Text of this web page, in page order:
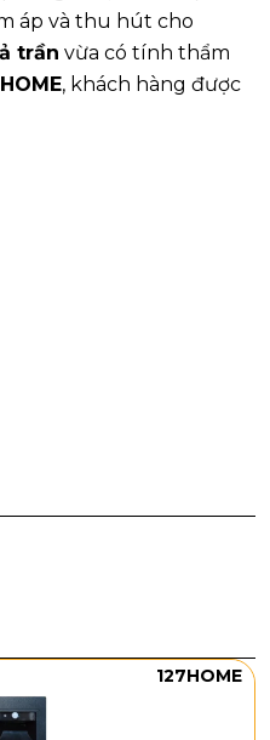
áp và thu hút cho
trần vừa có tính thẩm
, khách hàng được
127HOME